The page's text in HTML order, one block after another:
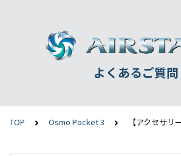
よくあるご質問
TOP Osmo Pocket 3 【アクセサ